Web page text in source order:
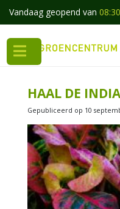
Vandaag geopend van 08:30
HAAL DE
Gepubliceerd op 10